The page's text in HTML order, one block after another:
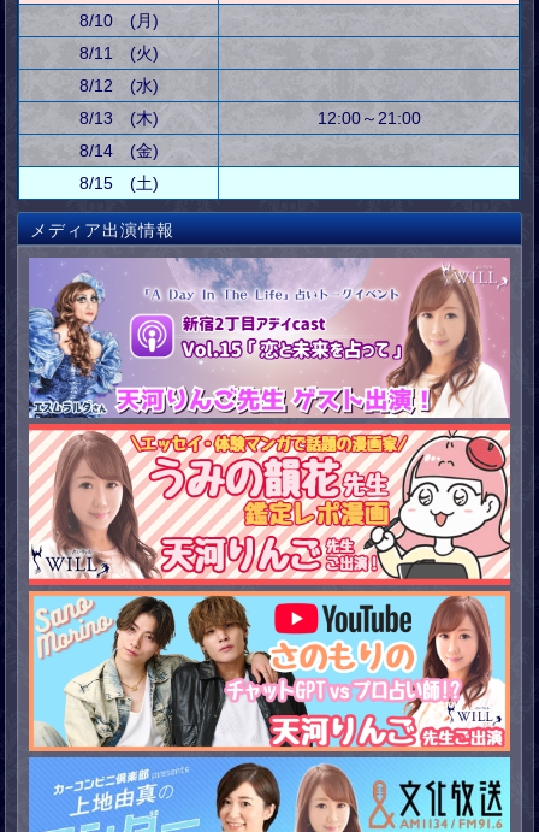
8/10 (月)
8/11 (火)
8/12 (水)
8/13 (木)
12:00～21:00
8/14 (金)
8/15 (土)
メディア出演情報